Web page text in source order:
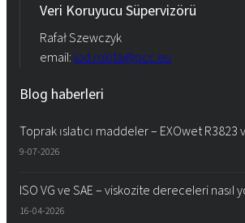
Veri Koruyucu Süpervizörü
Rafał Szewczyk
email: iod.rokita@pcc.eu
Blog haberleri
Toprak ıslatıcı maddeler – EXOwet R3823
9-07-2026
ISO VG ve SAE – viskozite dereceleri nasıl
16-04-2026